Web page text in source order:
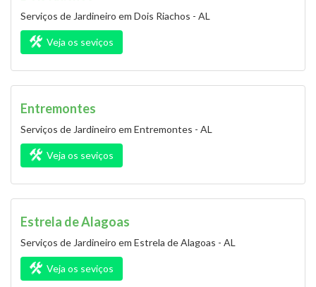
Serviços de Jardineiro em Dois Riachos - AL
Veja os seviços
Entremontes
Serviços de Jardineiro em Entremontes - AL
Veja os seviços
Estrela de Alagoas
Serviços de Jardineiro em Estrela de Alagoas - AL
Veja os seviços